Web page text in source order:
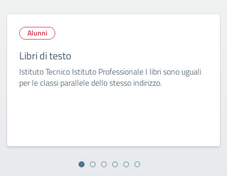
Alunni
Libri di testo
Istituto Tecnico Istituto Professionale I libri sono uguali
per le classi parallele dello stesso indirizzo.